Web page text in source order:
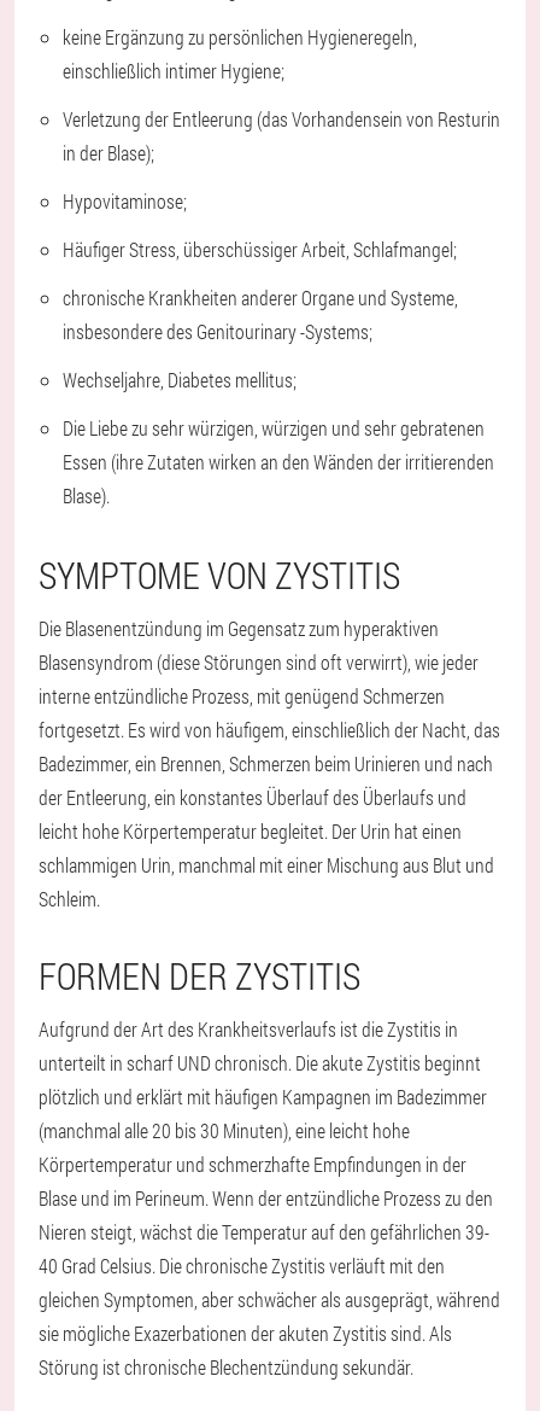
keine Ergänzung zu persönlichen Hygieneregeln,
einschließlich intimer Hygiene;
Verletzung der Entleerung (das Vorhandensein von Resturin
in der Blase);
Hypovitaminose;
Häufiger Stress, überschüssiger Arbeit, Schlafmangel;
chronische Krankheiten anderer Organe und Systeme,
insbesondere des Genitourinary -Systems;
Wechseljahre, Diabetes mellitus;
Die Liebe zu sehr würzigen, würzigen und sehr gebratenen
Essen (ihre Zutaten wirken an den Wänden der irritierenden
Blase).
SYMPTOME VON ZYSTITIS
Die Blasenentzündung im Gegensatz zum hyperaktiven
Blasensyndrom (diese Störungen sind oft verwirrt), wie jeder
interne entzündliche Prozess, mit genügend Schmerzen
fortgesetzt. Es wird von häufigem, einschließlich der Nacht, das
Badezimmer, ein Brennen, Schmerzen beim Urinieren und nach
der Entleerung, ein konstantes Überlauf des Überlaufs und
leicht hohe Körpertemperatur begleitet. Der Urin hat einen
schlammigen Urin, manchmal mit einer Mischung aus Blut und
Schleim.
FORMEN DER ZYSTITIS
Aufgrund der Art des Krankheitsverlaufs ist die Zystitis in
unterteilt inscharfUNDchronisch. Die akute Zystitis beginnt
plötzlich und erklärt mit häufigen Kampagnen im Badezimmer
(manchmal alle 20 bis 30 Minuten), eine leicht hohe
Körpertemperatur und schmerzhafte Empfindungen in der
Blase und im Perineum. Wenn der entzündliche Prozess zu den
Nieren steigt, wächst die Temperatur auf den gefährlichen 39-
40 Grad Celsius. Die chronische Zystitis verläuft mit den
gleichen Symptomen, aber schwächer als ausgeprägt, während
sie mögliche Exazerbationen der akuten Zystitis sind. Als
Störung ist chronische Blechentzündung sekundär.